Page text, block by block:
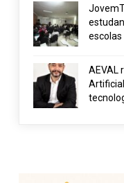
escolas
AEVAL